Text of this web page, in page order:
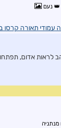
נעם
עמודי תאורה קרסו
לראות אדום,
מנתניה